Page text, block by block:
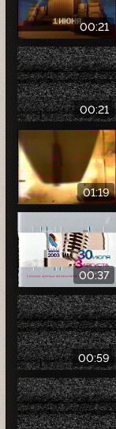
00:21
00:21
01:19
00:37
00:59